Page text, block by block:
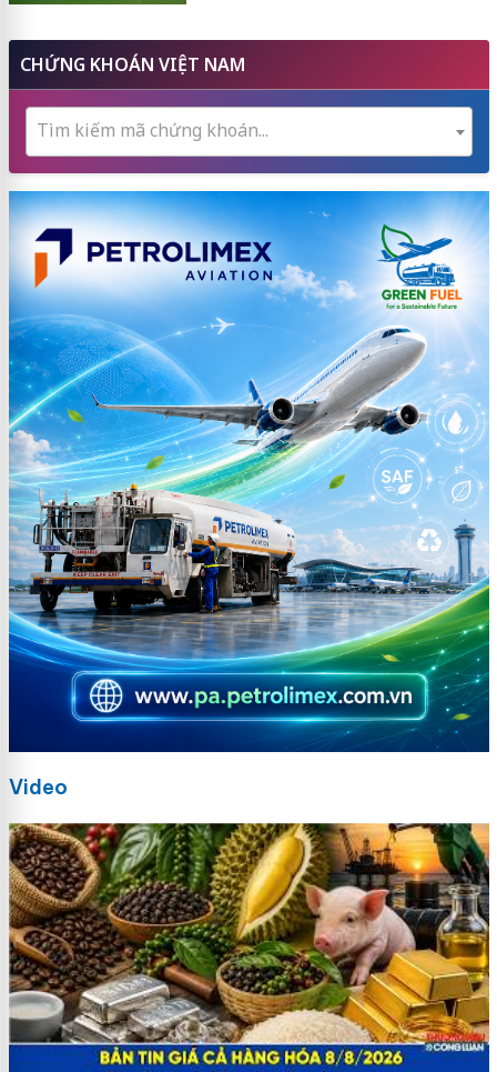
CHỨNG KHOÁN VIỆT NAM
Tìm kiếm mã chứng khoán...
Video